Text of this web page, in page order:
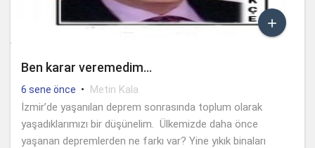

Ben karar veremedim…
6 sene önce • Metin Kala
İzmir’de yaşanılan deprem sonrasında toplum olarak
yaşadıklarımızı bir düşünelim. Ülkemizde daha önce
yaşanan depremlerden ne farkı var? Yine yıkık binaları